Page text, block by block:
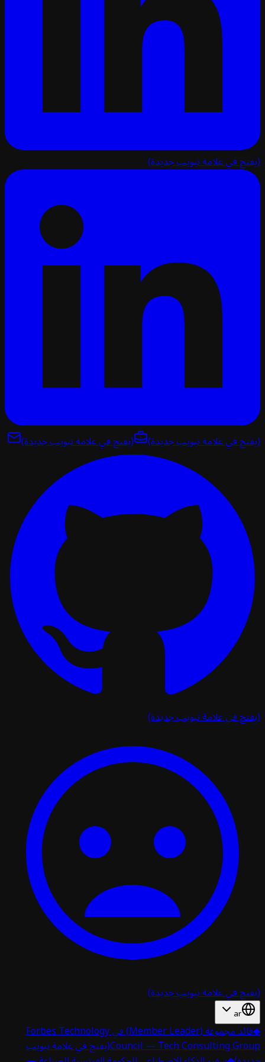
في علامة تبويب جديدة)
في علامة تبويب جديدة) (يفتح في علامة تبويب جديدة)
في علامة تبويب جديدة)
في علامة تبويب جديدة)
ar
قائد مجموعة (Member Leader) في Forbes Technology
Council — Tech Consulting(يفتح في علامة تبويب